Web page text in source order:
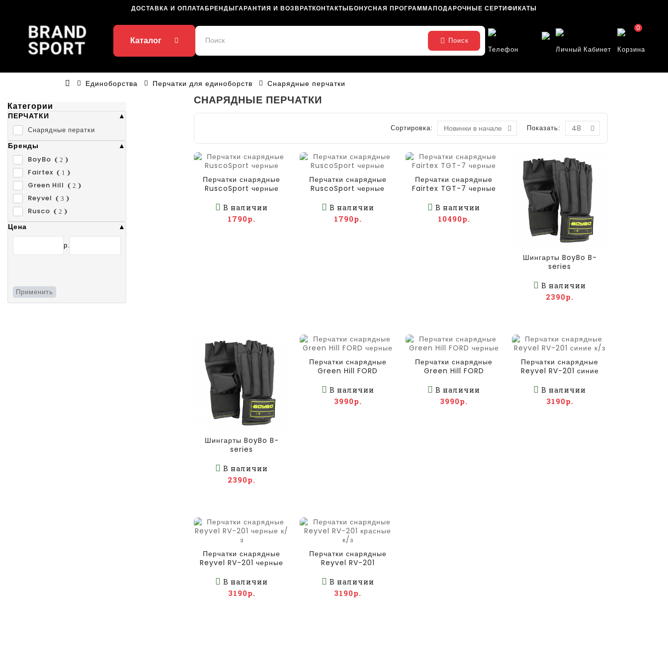
ДОСТАВКА И ОПЛАТА БРЕНДЫ ГАРАНТИЯ И ВОЗВРАТКОНТАКТЫ БОНУСНАЯ ПРОГРАММА ПОДАРОЧНЫЕ СЕРТИФИКАТЫ
Каталог
Поиск
Телефон
Личный Кабинет Корзина
0
Единоборства Перчатки для единоборств Снарядные перчатки
Категории
ПЕРЧАТКИ
Снарядные ператки
Бренды
BoyBo 2
Fairtex 1
Green Hill 2
Reyvel 3
Rusco 2
Цена
р.
Применить
СНАРЯДНЫЕ ПЕРЧАТКИ
Показать:
Сортировка:
Перчатки снарядные
RuscoSport черные
В наличии
1790р.
Перчатки снарядные
RuscoSport черные
В наличии
1790р.
Перчатки снарядные
Fairtex TGT-7 черные
В наличии
10490р.
Шингарты BoyBo B-
series
В наличии
2390р.
Шингарты BoyBo B-
series
В наличии
2390р.
Перчатки снарядные
Green Hill FORD
В наличии
3990р.
Перчатки снарядные
Green Hill FORD
В наличии
3990р.
Перчатки снарядные
Reyvel RV-201 синие
В наличии
3190р.
Перчатки снарядные
Reyvel RV-201 черные
В наличии
3190р.
Перчатки снарядные
Reyvel RV-201
В наличии
3190р.